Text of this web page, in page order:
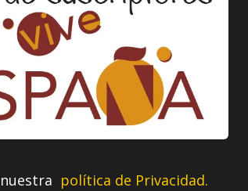
política de Privacidad.